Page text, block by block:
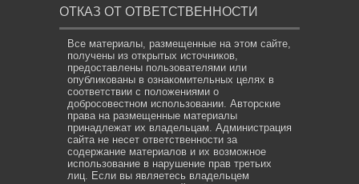
ОТКАЗ ОТ ОТВЕТСТВЕННОСТИ
Все материалы, размещенные на этом сайте,
получены из открытых источников,
предоставлены пользователями или
опубликованы в ознакомительных целях в
соответствии с положениями о
добросовестном использовании. Авторские
права на размещенные материалы
принадлежат их владельцам. Администрация
сайта не несет ответственности за
содержание материалов и их возможное
использование в нарушение прав третьих
лиц. Если вы являетесь владельцем